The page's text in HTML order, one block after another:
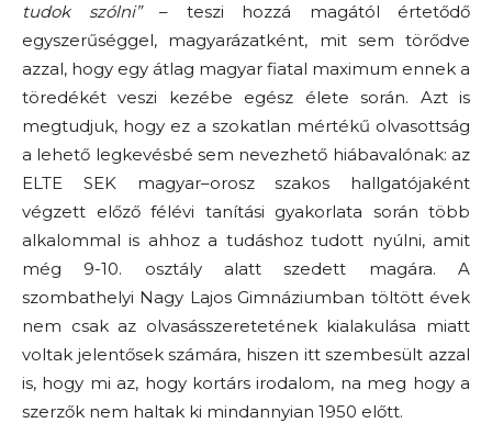
tudok szólni”– teszi hozzá magától értetődő
egyszerűséggel, magyarázatként, mit sem törődve
azzal, hogy egy átlag magyar fiatal maximum ennek a
töredékét veszi kezébe egész élete során. Azt is
megtudjuk, hogy ez a szokatlan mértékű olvasottság
a lehető legkevésbé sem nevezhető hiábavalónak: az
ELTE SEK magyar–orosz szakos hallgatójaként
végzett előző félévi tanítási gyakorlata során több
alkalommal is ahhoz a tudáshoz tudott nyúlni, amit
még 9-10. osztály alatt szedett magára. A
szombathelyi Nagy Lajos Gimnáziumban töltött évek
nem csak az olvasásszeretetének kialakulása miatt
voltak jelentősek számára, hiszen itt szembesült azzal
is, hogy mi az, hogy kortárs irodalom, na meg hogy a
szerzők nem haltak ki mindannyian 1950 előtt.